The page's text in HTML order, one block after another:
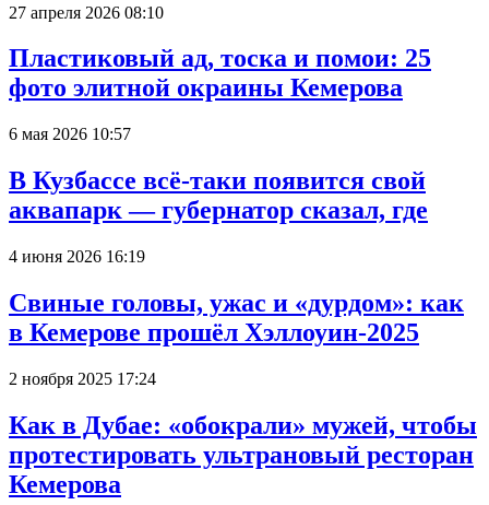
27 апреля 2026 08:10
Пластиковый ад, тоска и помои: 25
фото элитной окраины Кемерова
6 мая 2026 10:57
В Кузбассе всё-таки появится свой
аквапарк — губернатор сказал, где
4 июня 2026 16:19
Свиные головы, ужас и «дурдом»: как
в Кемерове прошёл Хэллоуин-2025
2 ноября 2025 17:24
Как в Дубае: «обокрали» мужей, чтобы
протестировать ультрановый ресторан
Кемерова